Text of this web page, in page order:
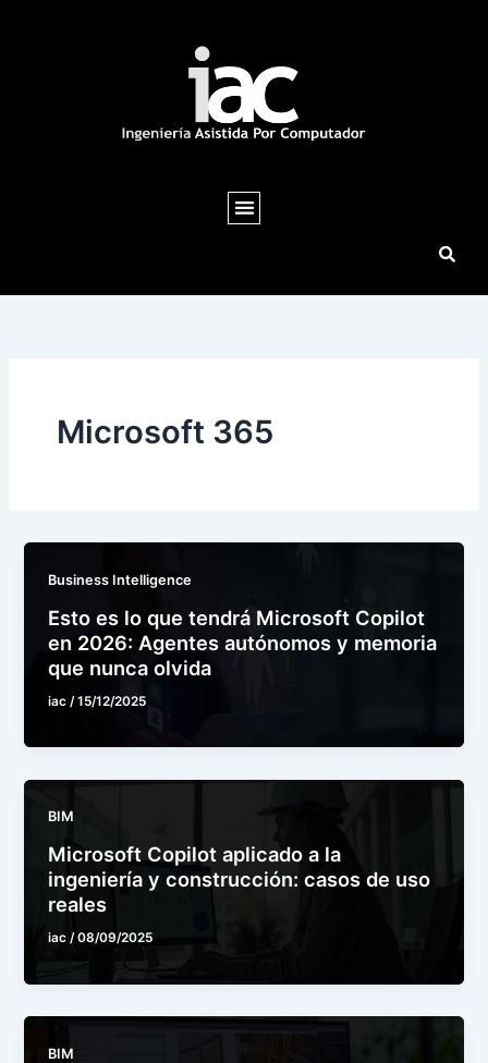
Microsoft 365
Business Intelligence
Esto es lo que tendrá Microsoft Copilot
en 2026: Agentes autónomos y memoria
que nunca olvida
iac /15/12/2025
BIM
Microsoft Copilot aplicado a la
ingeniería y construcción: casos de uso
reales
iac/08/09/2025
BIM